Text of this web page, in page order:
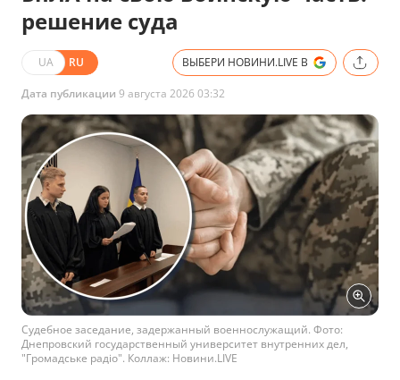
решение суда
UA RU ВЫБЕРИ НОВИНИ.LIVE В
Дата публикации 9 августа 2026 03:32
Судебное заседание, задержанный военнослужащий. Фото:
Днепровский государственный университет внутренних дел,
"Громадське радіо". Коллаж: Новини.LIVE